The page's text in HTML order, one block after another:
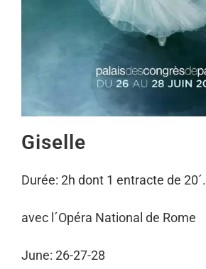
Giselle
Durée: 2h dont 1 entracte de 20´.
avec l´Opéra National de Rome
June: 26-27-28